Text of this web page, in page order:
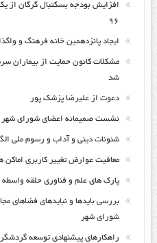
افزایش بودجه بسکتبال گرگان از
۹۶
ایجاد پانزدهمین خانه فرهنگ و
مشکلات کانون حمایت از بیماران
شد
دعوت از علیرضا پزشک پور
نشست صمیمانه اعضای شورای شهر
شئونات دینی و آداب و رسوم ملی
معافیت عوارض تغییر کاربری اماکن
پارک های علم و فناوری حلقه
بررسی بایدها و نبایدهای فضاهای
شورای شهر
راهکارهای پیشنهادی توسعه